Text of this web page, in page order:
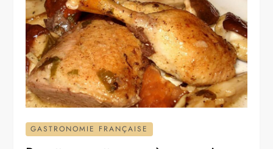
GASTRONOMIE FRANÇAISE